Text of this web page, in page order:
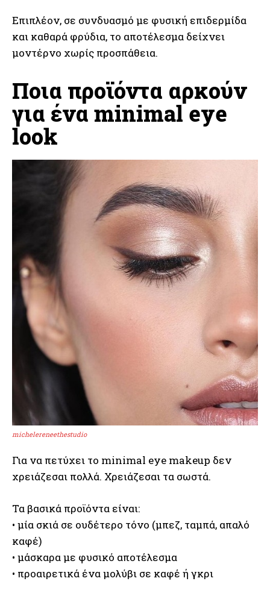
Επιπλέον, σε συνδυασμό με φυσική επιδερμίδα
και καθαρά φρύδια, το αποτέλεσμα δείχνει
μοντέρνο χωρίς προσπάθεια.
Ποια προϊόντα αρκούν
για ένα minimal eye
look
michelereneethestudio
Για να πετύχει το minimal eye makeup δεν
χρειάζεσαι πολλά. Χρειάζεσαι τα σωστά.
Τα βασικά προϊόντα είναι:
• μία σκιά σε ουδέτερο τόνο (μπεζ, ταμπά, απαλό
καφέ)
• μάσκαρα με φυσικό αποτέλεσμα
• προαιρετικά ένα μολύβι σε καφέ ή γκρι